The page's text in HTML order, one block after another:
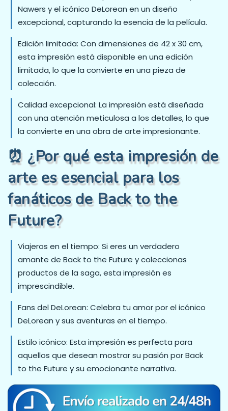
Nawers y el icónico DeLorean en un diseño
excepcional, capturando la esencia de la película.
Edición limitada: Con dimensiones de 42 x 30 cm,
esta impresión está disponible en una edición
limitada, lo que la convierte en una pieza de
colección.
Calidad excepcional: La impresión está diseñada
con una atención meticulosa a los detalles, lo que
la convierte en una obra de arte impresionante.
⏰ ¿Por qué esta impresión de
arte es esencial para los
fanáticos de Back to the
Future?
Viajeros en el tiempo: Si eres un verdadero
amante de Back to the Future y coleccionas
productos de la saga, esta impresión es
imprescindible.
Fans del DeLorean: Celebra tu amor por el icónico
DeLorean y sus aventuras en el tiempo.
Estilo icónico: Esta impresión es perfecta para
aquellos que desean mostrar su pasión por Back
to the Future y su emocionante narrativa.